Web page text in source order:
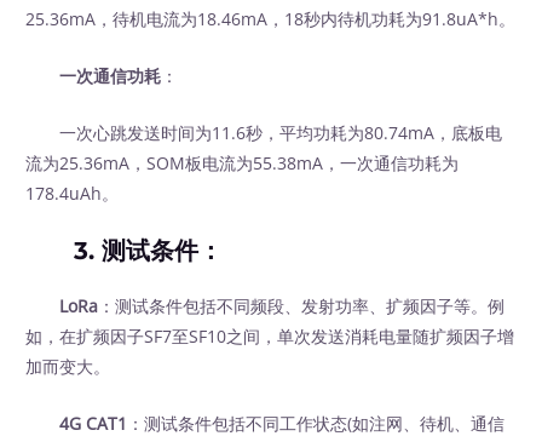
25.36mA，待机电流为18.46mA，18秒内待机功耗为91.8uA*h。
一次通信功耗 ：
一次心跳发送时间为11.6秒，平均功耗为80.74mA，底板电
流为25.36mA，SOM板电流为55.38mA，一次通信功耗为
178.4uAh。
3. 测试条件：
LoRa ：测试条件包括不同频段、发射功率、扩频因子等。例
如，在扩频因子SF7至SF10之间，单次发送消耗电量随扩频因子增
加而变大。
4G CAT1 ：测试条件包括不同工作状态(如注网、待机、通信